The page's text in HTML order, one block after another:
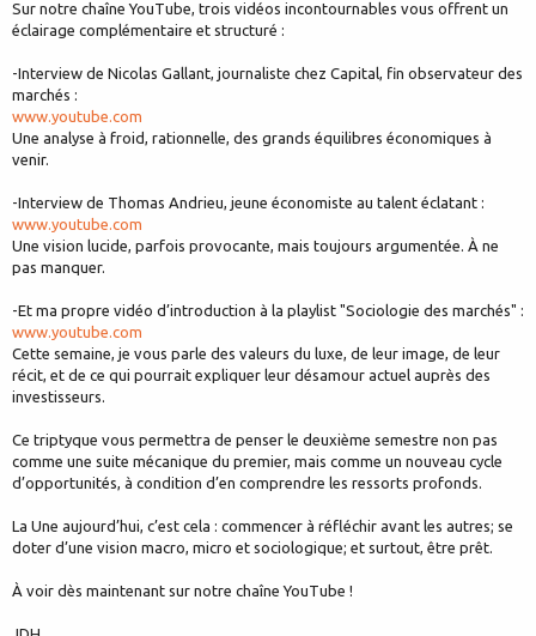
Sur notre chaîne YouTube, trois vidéos incontournables vous offrent un
éclairage complémentaire et structuré :
-Interview de Nicolas Gallant, journaliste chez Capital, fin observateur des
marchés :
www.youtube.com
Une analyse à froid, rationnelle, des grands équilibres économiques à
venir.
-Interview de Thomas Andrieu, jeune économiste au talent éclatant :
www.youtube.com
Une vision lucide, parfois provocante, mais toujours argumentée. À ne
pas manquer.
-Et ma propre vidéo d’introduction à la playlist "Sociologie des marchés" :
www.youtube.com
Cette semaine, je vous parle des valeurs du luxe, de leur image, de leur
récit, et de ce qui pourrait expliquer leur désamour actuel auprès des
investisseurs.
Ce triptyque vous permettra de penser le deuxième semestre non pas
comme une suite mécanique du premier, mais comme un nouveau cycle
d’opportunités, à condition d’en comprendre les ressorts profonds.
La Une aujourd’hui, c’est cela : commencer à réfléchir avant les autres; se
doter d’une vision macro, micro et sociologique; et surtout, être prêt.
À voir dès maintenant sur notre chaîne YouTube !